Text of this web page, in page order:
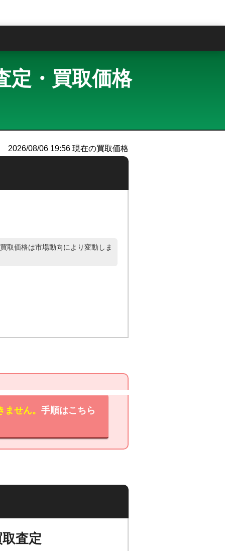
定・買取価格
2026/08/06 19:56 現在の買取価格
取価格は市場動向により変動しま
せん。 手順はこちら
査定